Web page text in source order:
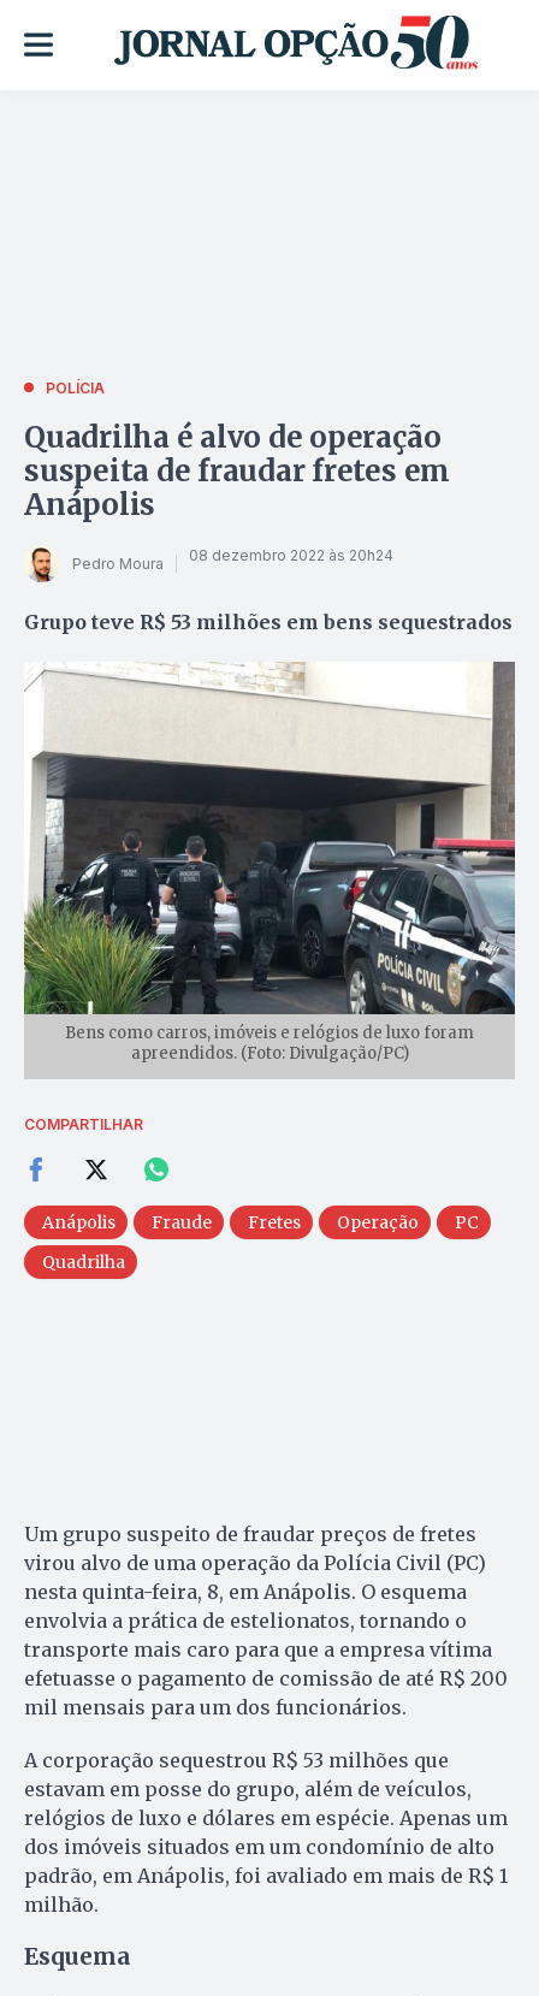
POLÍCIA
Quadrilha é alvo de operação
suspeita de fraudar fretes em
Anápolis
Pedro Moura 08 dezembro 2022 às 20h24
Grupo teve R$ 53 milhões em bens sequestrados
Bens como carros, imóveis e relógios de luxo foram
apreendidos. (Foto: Divulgação/PC)
COMPARTILHAR
Anápolis Fraude Fretes Operação
PC
Quadrilha
Um grupo suspeito de fraudar preços de fretes
virou alvo de uma operação da Polícia Civil (PC)
nesta quinta-feira, 8, em Anápolis. O esquema
envolvia a prática de estelionatos, tornando o
transporte mais caro para que a empresa vítima
efetuasse o pagamento de comissão de até R$ 200
mil mensais para um dos funcionários.
A corporação sequestrou R$ 53 milhões que
estavam em posse do grupo, além de veículos,
relógios de luxo e dólares em espécie. Apenas um
dos imóveis situados em um condomínio de alto
padrão, em Anápolis, foi avaliado em mais de R$ 1
milhão.
Esquema